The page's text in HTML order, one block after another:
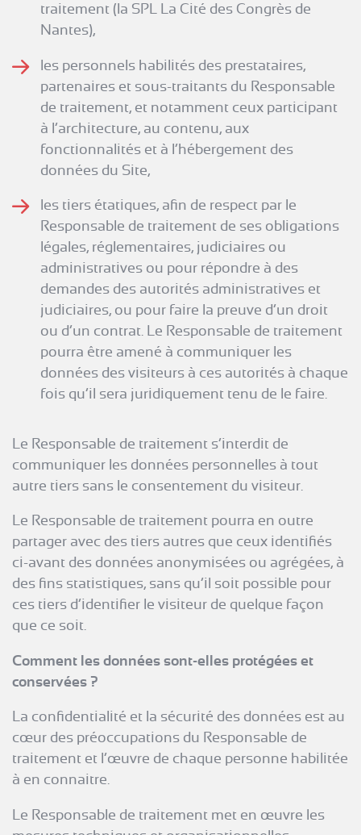
traitement (la SPL La Cité des Congrès de
Nantes),
les personnels habilités des prestataires,
partenaires et sous-traitants du Responsable
de traitement, et notamment ceux participant
à l’architecture, au contenu, aux
fonctionnalités et à l’hébergement des
données du Site,
les tiers étatiques, afin de respect par le
Responsable de traitement de ses obligations
légales, réglementaires, judiciaires ou
administratives ou pour répondre à des
demandes des autorités administratives et
judiciaires, ou pour faire la preuve d’un droit
ou d’un contrat. Le Responsable de traitement
pourra être amené à communiquer les
données des visiteurs à ces autorités à chaque
fois qu’il sera juridiquement tenu de le faire.
Le Responsable de traitement s’interdit de
communiquer les données personnelles à tout
autre tiers sans le consentement du visiteur.
Le Responsable de traitement pourra en outre
partager avec des tiers autres que ceux identifiés
ci-avant des données anonymisées ou agrégées, à
des fins statistiques, sans qu’il soit possible pour
ces tiers d’identifier le visiteur de quelque façon
que ce soit.
Comment les données sont-elles protégées et
conservées ?
La confidentialité et la sécurité des données est au
cœur des préoccupations du Responsable de
traitement et l’œuvre de chaque personne habilitée
à en connaitre.
Le Responsable de traitement met en œuvre les